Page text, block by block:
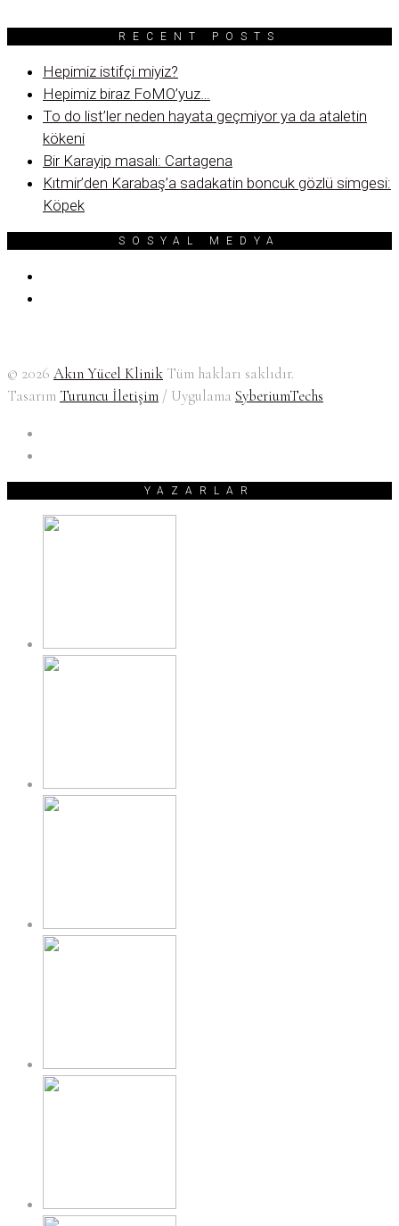
RECENT POSTS
Hepimiz istifçi miyiz?
Hepimiz biraz FoMO’yuz…
To do list’ler neden hayata geçmiyor ya da ataletin
kökeni
Bir Karayip masalı: Cartagena
Kıtmir’den Karabaş’a sadakatin boncuk gözlü simgesi:
Köpek
SOSYAL MEDYA
© 2026 Akın Yücel Klinik Tüm hakları saklıdır.
Tasarım Turuncu İletişim / Uygulama SyberiumTechs
YAZARLAR